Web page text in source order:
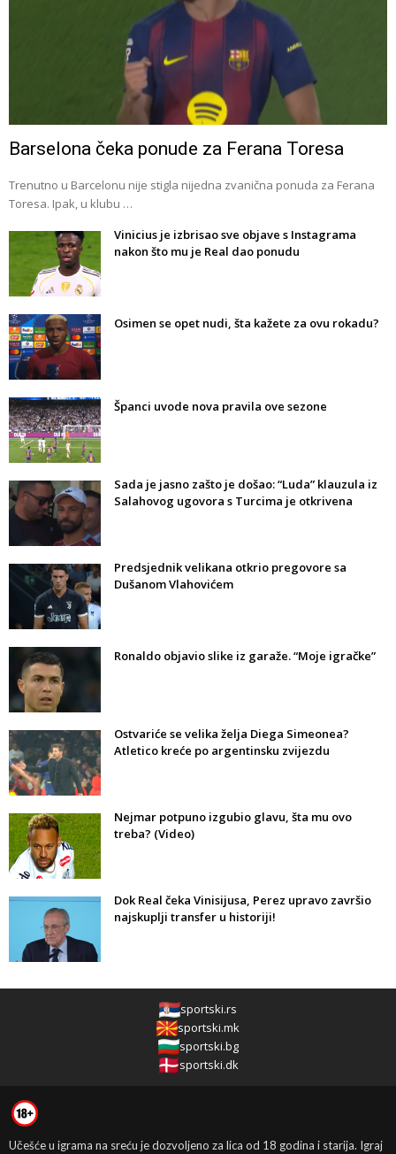
Barselona čeka ponude za Ferana Toresa
Trenutno u Barcelonu nije stigla nijedna zvanična ponuda za Ferana
Toresa. Ipak, u klubu …
Vinicius je izbrisao sve objave s Instagrama
nakon što mu je Real dao ponudu
Osimen se opet nudi, šta kažete za ovu rokadu?
Španci uvode nova pravila ove sezone
Sada je jasno zašto je došao: “Luda” klauzula iz
Salahovog ugovora s Turcima je otkrivena
Predsjednik velikana otkrio pregovore sa
Dušanom Vlahovićem
Ronaldo objavio slike iz garaže. “Moje igračke”
Ostvariće se velika želja Diega Simeonea?
Atletico kreće po argentinsku zvijezdu
Nejmar potpuno izgubio glavu, šta mu ovo
treba? (Video)
Dok Real čeka Vinisijusa, Perez upravo završio
najskuplji transfer u historiji!
sportski.rs
sportski.mk
sportski.bg
sportski.dk
Učešće u igrama na sreću je dozvoljeno za lica od 18 godina i starija. Igraj